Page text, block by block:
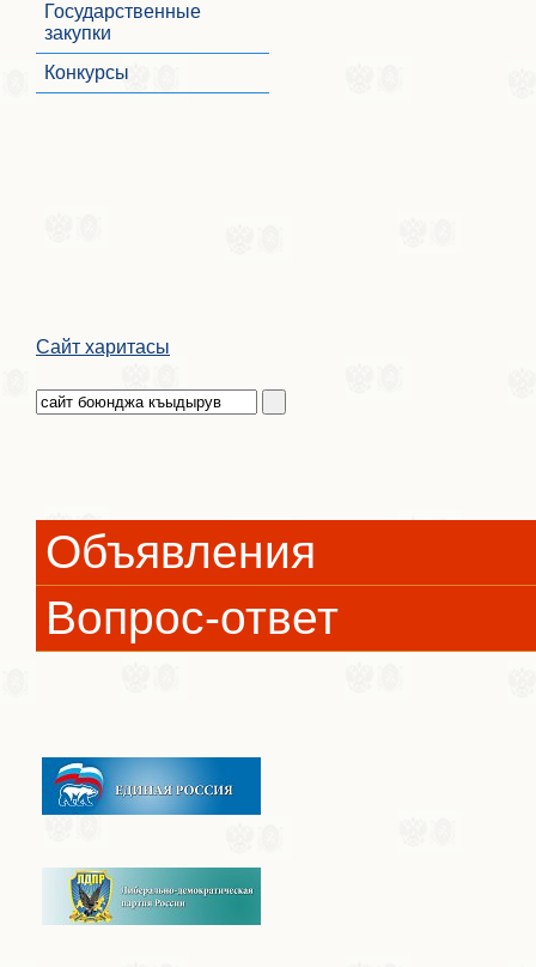
Государственные
закупки
Конкурсы
Сайт харитасы
Объявления
Вопрос-ответ